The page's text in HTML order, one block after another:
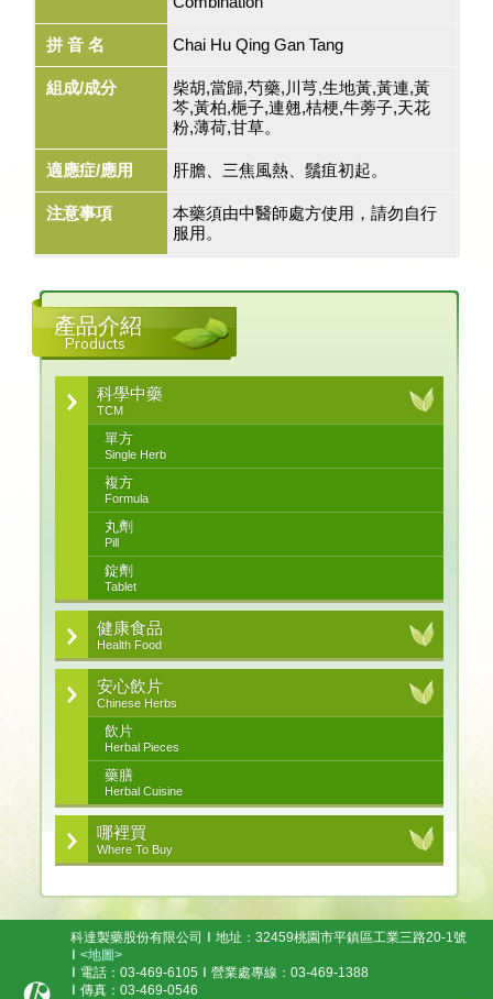
拼 音 名 Chai Hu Qing Gan Tang
組成/成分
柴胡,當歸,芍藥,川芎,生地黃,黃連,黃
芩,黃柏,梔子,連翹,桔梗,牛蒡子,天花
粉,薄荷,甘草。
適應症/應用 肝膽、三焦風熱、鬚疽初起。
注意事項
本藥須由中醫師處方使用，請勿自行
服用。
產品介紹
Products
科學中藥
TCM
單方
Single Herb
複方
Formula
丸劑
Pill
錠劑
Tablet
健康食品
Health Food
安心飲片
Chinese Herbs
飲片
Herbal Pieces
藥膳
Herbal Cuisine
哪裡買
Where To Buy
科達製藥股份有限公司
地址：32459桃園市平鎮區工業三路20-1號
<地圖>
電話：03-469-6105
營業處專線：03-469-1388
傳真：03-469-0546